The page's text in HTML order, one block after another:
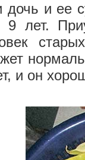
дочь и ее
9 лет.
и он